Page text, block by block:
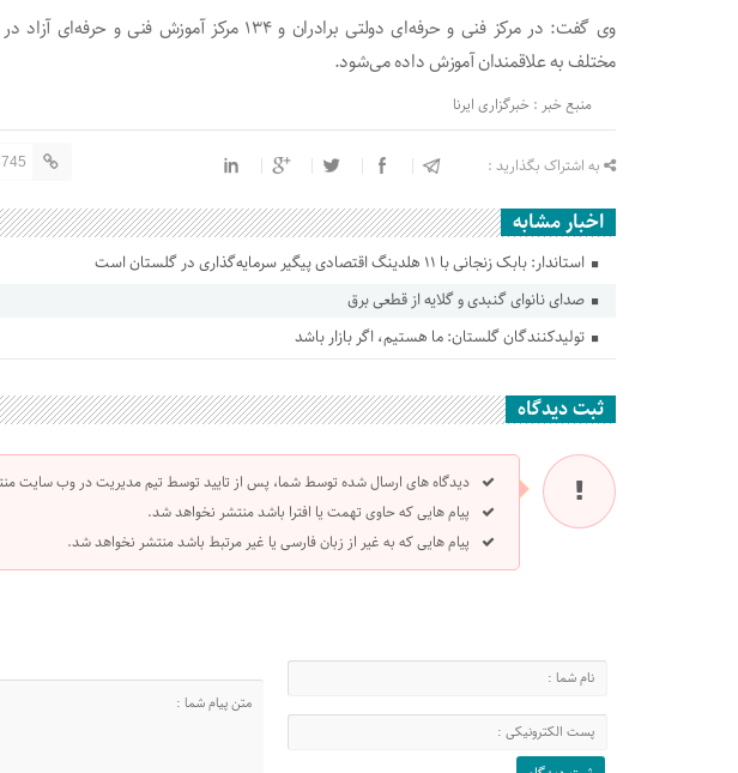
مختلف به علاقمندان آموزش داده می‌شود.
منبع خبر : خبرگزاری ایرنا
به اشتراک بگذارید :
اخبار مشابه
استاندار: بابک زنجانی با ۱۱ هلدینگ اقتصادی پیگیر سرمایه‌گذاری در گلستان است
صدای نانوای گنبدی و گلایه از قطعی برق
تولیدکنندگان گلستان: ما هستیم، اگر بازار باشد
ثبت دیدگاه
دیدگاه های ارسال شده توسط شما، پس از تایید توسط تیم مدیریت در وب سایت
پیام هایی که حاوی تهمت یا افترا باشد منتشر نخواهد شد.
پیام هایی که به غیر از زبان فارسی یا غیر مرتبط باشد منتشر نخواهد شد.